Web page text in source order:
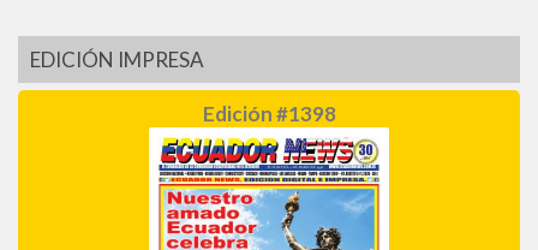
EDICIÓN IMPRESA
Edición #1398